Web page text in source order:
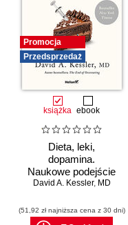
Promocja
Przedsprzedaż
książka ebook
Dieta, leki,
dopamina.
Naukowe podejście
do uzależnienia od
GLP-1 i roli
zdrowych nawyków
David A. Kessler, MD
(51,92 zł najniższa cena z 30 dni)